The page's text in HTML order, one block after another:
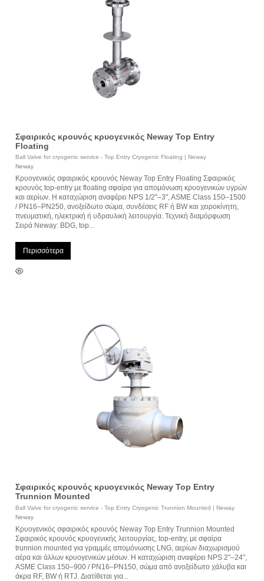
Σφαιρικός κρουνός κρυογενικός Neway Top Entry
Floating
Ball Valve for cryogenic service - Top Entry Cryogenic Floating | Neway
Neway
Κρυογενικός σφαιρικός κρουνός Neway Top Entry Floating Σφαιρικός
κρουνός top-entry με floating σφαίρα για απομόνωση κρυογενικών υγρών
και αερίων. Η καταχώριση αναφέρει NPS 1/2"–3", ASME Class 150–1500
/ PN16–PN250, ανοξείδωτο σώμα, συνδέσεις RF ή BW και χειροκίνητη,
πνευματική, ηλεκτρική ή υδραυλική λειτουργία. Τεχνική διαμόρφωση
Σειρά Neway: BDG, top...
Περισσότερα
Σφαιρικός κρουνός κρυογενικός Neway Top Entry
Trunnion Mounted
Ball Valve for cryogenic service - Top Entry Cryogenic Trunnion Mounted | Neway
Neway
Κρυογενικός σφαιρικός κρουνός Neway Top Entry Trunnion Mounted
Σφαιρικός κρουνός κρυογενικής λειτουργίας, top-entry, με σφαίρα
trunnion mounted για γραμμές απομόνωσης LNG, αερίων διαχωρισμού
αέρα και άλλων κρυογενικών μέσων. Η καταχώριση αναφέρει NPS 2"–24",
ASME Class 150–900 / PN16–PN150, σώμα από ανοξείδωτο χάλυβα και
άκρα RF, BW ή RTJ. Διατίθεται για...